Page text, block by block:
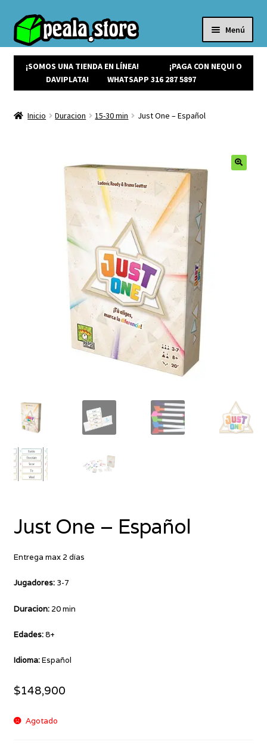
Menú
Productos
¡Ofertas!
¡NUEVOS!
Contacto
¡SOMOS UNA TIENDA EN LÍNEA!
¡PAGA CON NEQUI O
DAVIPLATA!
WHATSAPP 316 287 5897
Inicio Duracion 15-30 min Just One – Español
Just One – Español
Entrega max 2 días
Jugadores: 3-7
Duracion: 20 min
Edades:8+
Idioma:Español
$148,900
Agotado